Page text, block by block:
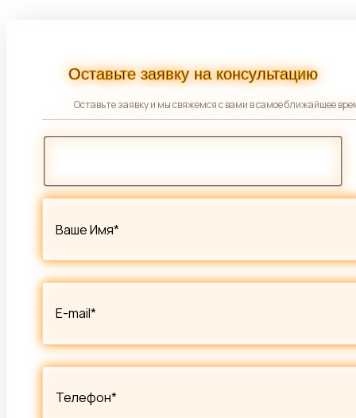
Оставьте заявку на консультацию
Оставьте заявку и мы свяжемся с вами в самое ближайшее